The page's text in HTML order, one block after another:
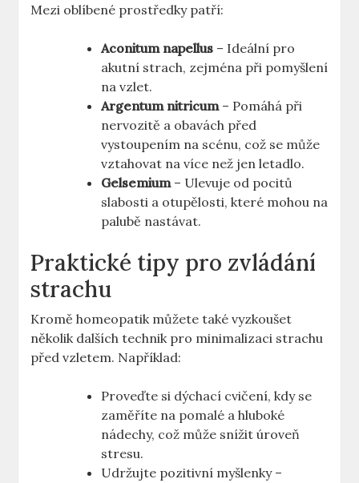
Mezi oblíbené prostředky patří:
Aconitum napellus – Ideální pro
akutní strach, zejména při pomyšlení
na vzlet.
Argentum nitricum– Pomáhá při
nervozitě a obavách před
vystoupením na scénu, což se může
vztahovat na více než jen letadlo.
Gelsemium– Ulevuje od pocitů
slabosti a otupělosti, které mohou na
palubě nastávat.
Praktické tipy pro zvládání
strachu
Kromě homeopatik můžete také vyzkoušet
několik dalších technik pro minimalizaci strachu
před vzletem. Například:
Proveďte si dýchací cvičení, kdy se
zaměříte na pomalé a hluboké
nádechy, což může snížit úroveň
stresu.
Udržujte pozitivní myšlenky –